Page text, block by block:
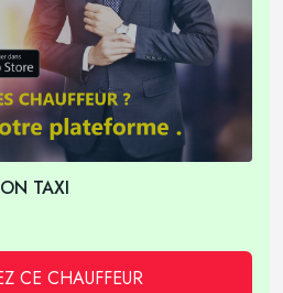
TAXI
CE CHAUFFEUR